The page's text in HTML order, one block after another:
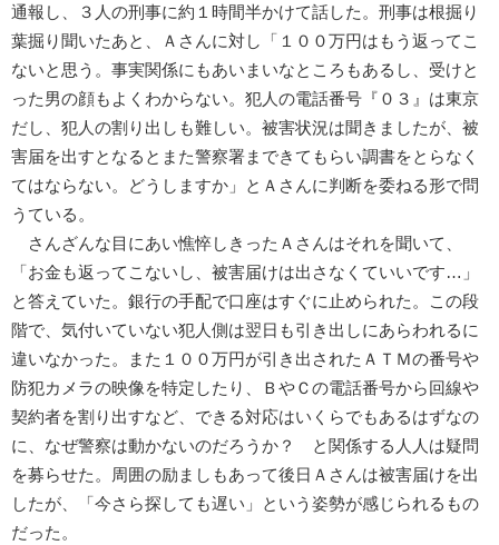
通報し、３人の刑事に約１時間半かけて話した。刑事は根掘り
葉掘り聞いたあと、Ａさんに対し「１００万円はもう返ってこ
ないと思う。事実関係にもあいまいなところもあるし、受けと
った男の顔もよくわからない。犯人の電話番号『０３』は東京
だし、犯人の割り出しも難しい。被害状況は聞きましたが、被
害届を出すとなるとまた警察署まできてもらい調書をとらなく
てはならない。どうしますか」とＡさんに判断を委ねる形で問
うている。
さんざんな目にあい憔悴しきったＡさんはそれを聞いて、
「お金も返ってこないし、被害届けは出さなくていいです…」
と答えていた。銀行の手配で口座はすぐに止められた。この段
階で、気付いていない犯人側は翌日も引き出しにあらわれるに
違いなかった。また１００万円が引き出されたＡＴＭの番号や
防犯カメラの映像を特定したり、ＢやＣの電話番号から回線や
契約者を割り出すなど、できる対応はいくらでもあるはずなの
に、なぜ警察は動かないのだろうか？ と関係する人人は疑問
を募らせた。周囲の励ましもあって後日Ａさんは被害届けを出
したが、「今さら探しても遅い」という姿勢が感じられるもの
だった。